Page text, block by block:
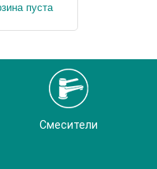
пуста
Смесители